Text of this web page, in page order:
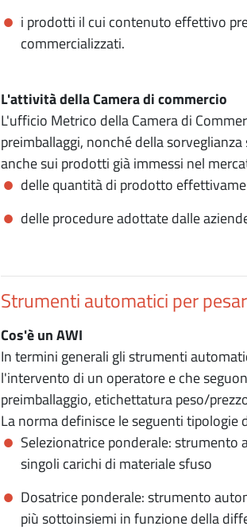
i prodotti il cui contenuto effettivo
commercializzati.
L'attività della Camera di commercio
L'ufficio Metrico della Camera di
preimballaggi, nonché della
anche sui prodotti già immessi nel
delle quantità di prodotto
delle procedure adottate dalle
Strumenti automatici per
Cos'è un AWI
In termini generali gli strumenti
l'intervento di un operatore e che
preimballaggio, etichettatura peso/
La norma definisce le seguenti tipologie
Selezionatrice ponderale: strumento
singoli carichi di materiale sfuso
Dosatrice ponderale: strumento
più sottoinsiemi in funzione della